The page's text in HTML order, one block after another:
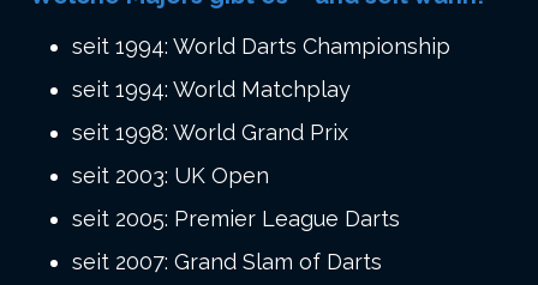
seit 1994: World Darts Championship
seit 1994: World Matchplay
seit 1998: World Grand Prix
seit 2003: UK Open
seit 2005: Premier League Darts
seit 2007: Grand Slam of Darts